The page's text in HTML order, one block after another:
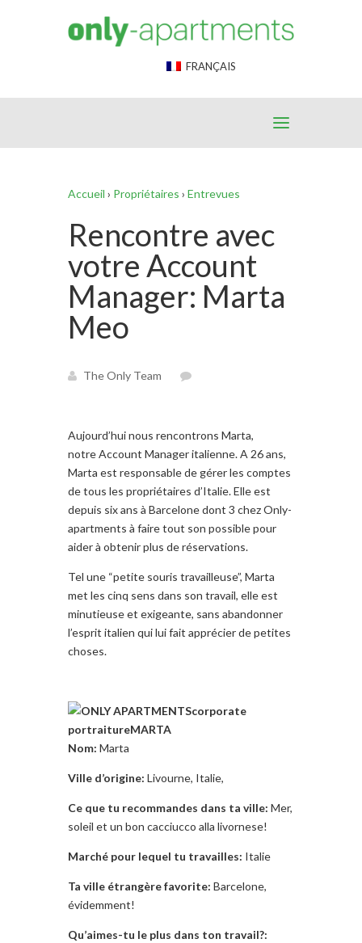
FRANÇAIS
Accueil › Propriétaires › Entrevues
Rencontre avec
votre Account
Manager: Marta
Meo
The Only Team
Aujourd’hui nous rencontrons Marta,
notre Account Manageritalienne.A 26 ans,
Marta est responsable de gérerles comptes
detous les propriétaires d’Italie. Elle est
depuis six ans à Barcelone dont 3 chezOnly-
apartments à fairetout son possiblepour
aider à obtenirplus de réservations.
Tel une “petite souris travailleuse”, Marta
met les cinq sens dans son travail, elleest
minutieuse et exigeante, sans abandonner
l’esprit italien qui lui fait apprécierdepetites
choses.
Nom: Marta
Ville d’origine: Livourne, Italie,
Ce que tu recommandes dans ta ville: Mer,
soleil et un bon cacciucco alla livornese!
Marché pour lequel tu travailles: Italie
Ta ville étrangère favorite: Barcelone,
évidemment!
Qu’aimes-tu le plus dans ton travail?: